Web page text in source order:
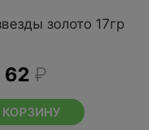
золото 17гр
62 ₽
КОРЗИНУ